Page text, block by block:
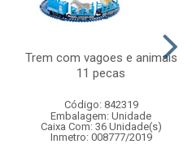
Trem com vagoes e animais
11 pecas
Código: 842319
Embalagem: Unidade
Caixa Com: 36 Unidade(s)
Inmetro: 008777/2019